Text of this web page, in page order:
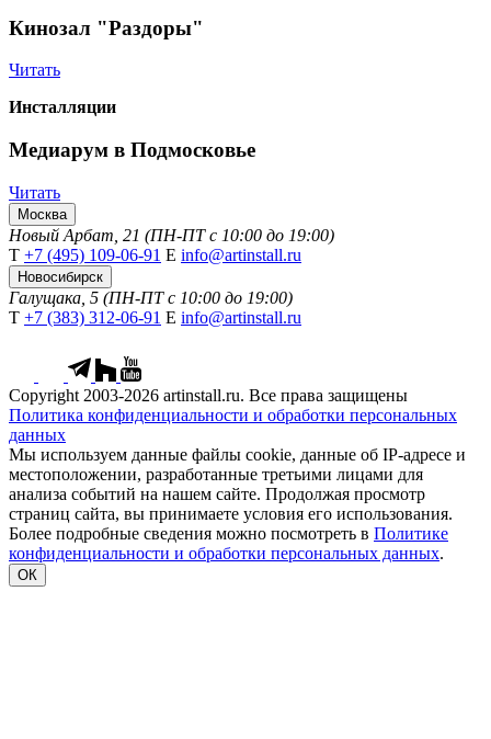
Кинозал "Раздоры"
Читать
Инсталляции
Медиарум в Подмосковье
Читать
Москва
Новый Арбат, 21 (ПН-ПТ с 10:00 до 19:00)
Т +7 (495) 109-06-91 Е info@artinstall.ru
Новосибирск
Галущака, 5 (ПН-ПТ с 10:00 до 19:00)
Т +7 (383) 312-06-91 Е info@artinstall.ru
Copyright 2003-2026 artinstall.ru. Все права защищены
Политика конфиденциальности и обработки персональных
данных
Мы используем данные файлы cookie, данные об IP-адресе и
местоположении, разработанные третьими лицами для
анализа событий на нашем сайте. Продолжая просмотр
страниц сайта, вы принимаете условия его использования.
Более подробные сведения можно посмотреть в Политике
конфиденциальности и обработки персональных данных.
ОК